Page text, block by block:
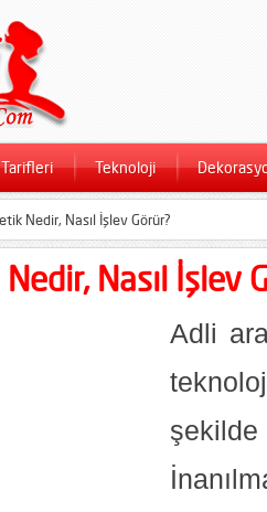
Teknoloji
Nedir, Nasıl İşlev Görür?
Nasıl İşlev
Adli